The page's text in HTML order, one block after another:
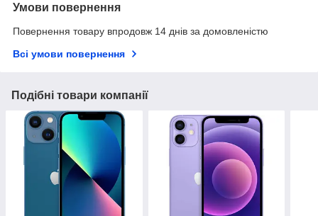
Умови повернення
Повернення товару впродовж 14 днів за домовленістю
Всі умови повернення
Подібні товари компанії